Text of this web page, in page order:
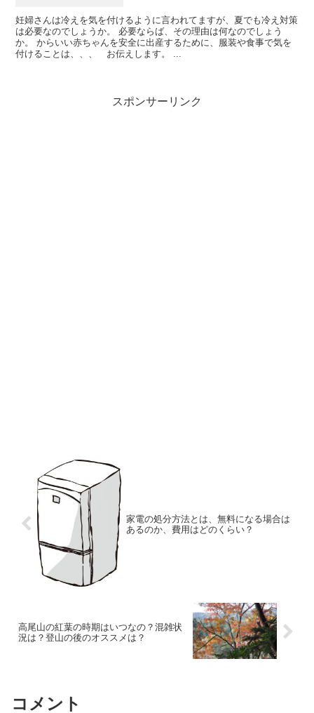
妊婦さんは冷えを気を付けるように言われてますが、夏でも冷え対策
は必要なのでしょうか。 必要ならば、その理由は何なのでしょう
か。 からいい赤ちゃんを安全に出産するために、服装や食事で気を
付けることは、、、 お伝えします。 ...
スポンサーリンク
家電の処分方法とは、無料になる場合は
あるのか、費用はどのくらい？
高尾山の紅葉の時期はいつなの？混雑状
況は？登山の後のオススメは？
コメント